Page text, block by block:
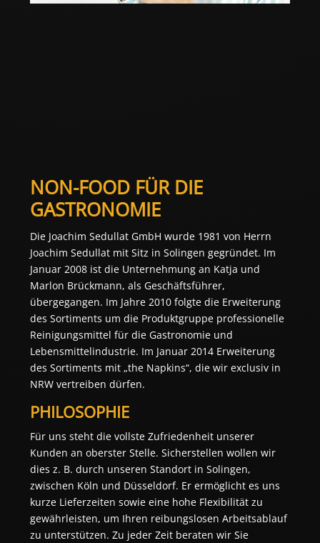
NON-FOOD FÜR DIE
GASTRONOMIE
Die Joachim Sedullat GmbH wurde 1981 von Herrn
Joachim Sedullat mit Sitz in Solingen gegründet. Im
Januar 2008 ist die Unternehmung an Katja und
Marlon Brückmann, als Geschäftsführer,
übergegangen. Im Jahre 2010 folgte die Erweiterung
des Sortiments um die Produktgruppe professionelle
Reinigungsmittel für die Gastronomie und
Lebensmittelindustrie. Im Januar 2014 Erweiterung
des Sortiments mit „the Napkins“, die wir exclusiv in
NRW vertreiben dürfen.
PHILOSOPHIE
Für uns steht die vollste Zufriedenheit unserer
Kunden an oberster Stelle. Sicherstellen wollen wir
dies z. B. durch unseren Standort in Solingen,
zwischen Köln und Düsseldorf. Er ermöglicht es uns
kurze Lieferzeiten sowie eine hohe Flexibilität zu
gewährleisten, um Ihren reibungslosen Arbeitsablauf
zu unterstützen. Zu jeder Zeit beraten wir Sie